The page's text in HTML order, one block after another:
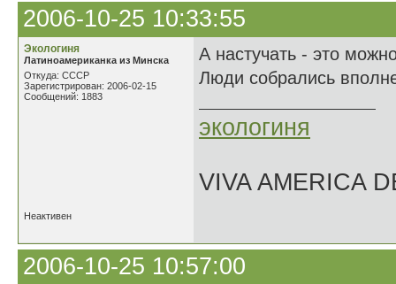
2006-10-25 10:33:55
Экологиня
Латиноамериканка из Минска
Откуда: СССР
Зарегистрирован: 2006-02-15
Сообщений: 1883
А настучать - это
Люди собрались
экологиня
VIVA AMERICA
Неактивен
2006-10-25 10:57:00